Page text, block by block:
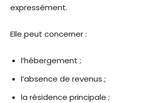
expressément.
Elle peut concerner :
l’hébergement ;
l’absence de revenus ;
la résidence principale ;